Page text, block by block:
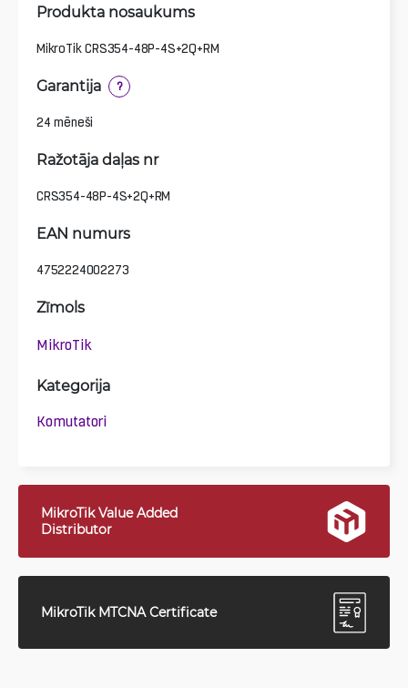
Produkta nosaukums
MikroTik CRS354-48P-4S+2Q+RM
Garantija ?
24 mēneši
Ražotāja daļas nr
CRS354-48P-4S+2Q+RM
EAN numurs
4752224002273
Zīmols
MikroTik
Kategorija
Komutatori
MikroTik Value Added
Distributor
MikroTik MTCNA Certificate